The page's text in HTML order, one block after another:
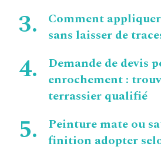
Comment
sans laisser de
Demande de devis
enrochement :
terrassier qualifié
Peinture mate ou
finition adopter